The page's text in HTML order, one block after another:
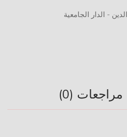
- الدار الجامعية
مراجعات (0)